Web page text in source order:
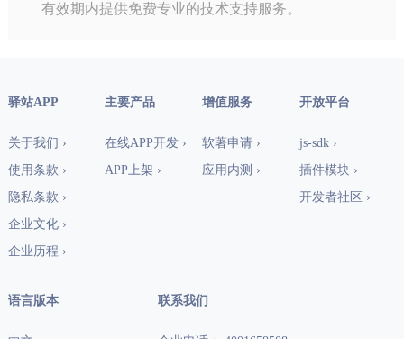
有效期内提供免费专业的技术支持服务。
驿站APP
关于我们 ›
使用条款 ›
隐私条款 ›
企业文化 ›
企业历程 ›
主要产品
在线APP开发 ›
APP上架 ›
增值服务
软著申请 ›
应用内测 ›
开放平台
js-sdk ›
插件模块 ›
开发者社区 ›
语言版本 联系我们